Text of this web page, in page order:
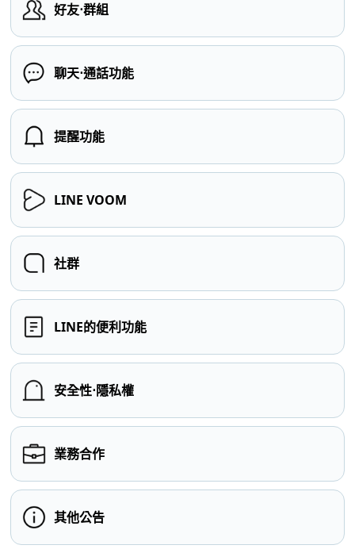
好友⋅群組
聊天⋅通話功能
提醒功能
LINE VOOM
社群
LINE的便利功能
安全性⋅隱私權
業務合作
其他公告